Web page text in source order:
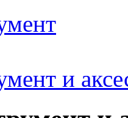
и